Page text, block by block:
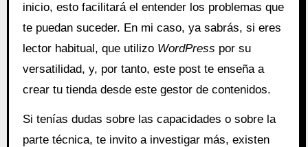
inicio, esto facilitará el entender los problemas que
te puedan suceder. En mi caso, ya sabrás, si eres
lector habitual, que utilizo WordPress por su
versatilidad, y, por tanto, este post te enseña a
crear tu tienda desde este gestor de contenidos.
Si tenías dudas sobre las capacidades o sobre la
parte técnica, te invito a investigar más, existen